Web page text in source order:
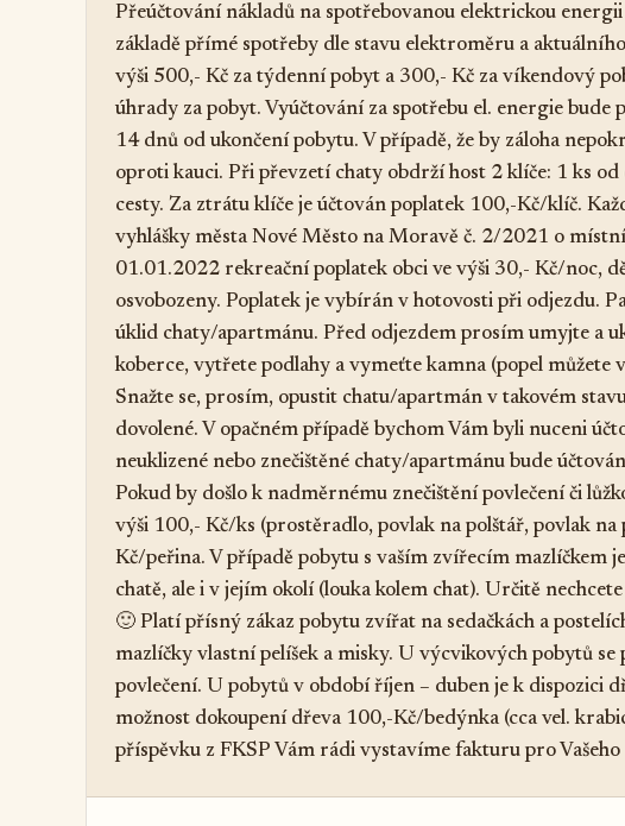
Přeúčtování nákladů na spotřebovanou elektrickou
základě přímé spotřeby dle stavu elektroměru a
výši 500,- Kč za týdenní pobyt a 300,- Kč za víkendový
úhrady za pobyt. Vyúčtování za spotřebu el. energie
14 dnů od ukončení pobytu. V případě, že by záloha
oproti kauci. Při převzetí chaty obdrží host 2 klíče: 1 ks
cesty. Za ztrátu klíče je účtován poplatek 100,-Kč/klíč.
vyhlášky města Nové Město na Moravě č. 2/2021 o
01.01.2022 rekreační poplatek obci ve výši 30,- Kč/noc,
osvobozeny. Poplatek je vybírán v hotovosti při odjezdu.
úklid chaty/apartmánu. Před odjezdem prosím umyjte a
koberce, vytřete podlahy a vymeťte kamna (popel můžete
Snažte se, prosím, opustit chatu/apartmán v takovém
dovolené. V opačném případě bychom Vám byli nuceni
neuklizené nebo znečištěné chaty/apartmánu bude
Pokud by došlo k nadměrnému znečištění povlečení či
výši 100,- Kč/ks (prostěradlo, povlak na polštář, povlak
Kč/peřina. V případě pobytu s vaším zvířecím mazlíčkem
chatě, ale i v jejím okolí (louka kolem chat). Určitě
🙂 Platí přísný zákaz pobytu zvířat na sedačkách a
mazlíčky vlastní pelíšek a misky. U výcvikových pobytů
povlečení. U pobytů v období říjen – duben je k dispozici
možnost dokoupení dřeva 100,-Kč/bedýnka (cca vel.
příspěvku z FKSP Vám rádi vystavíme fakturu pro Vašeho